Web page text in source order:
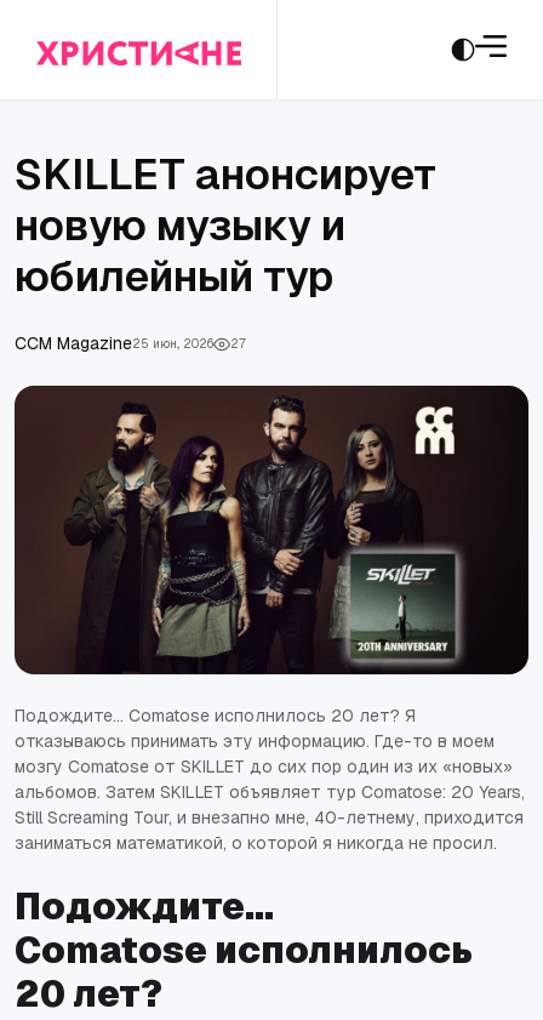
SKILLET анонсирует
новую музыку и
юбилейный тур
CCM Magazine25 июн., 2026 27
Подождите… Comatose исполнилось 20 лет? Я
отказываюсь принимать эту информацию. Где-то в моем
мозгу Comatose от SKILLET до сих пор один из их «новых»
альбомов. Затем SKILLET объявляет тур Comatose: 20 Years,
Still Screaming Tour, и внезапно мне, 40-летнему, приходится
заниматься математикой, о которой я никогда не просил.
Подождите…
Comatose исполнилось
20 лет?